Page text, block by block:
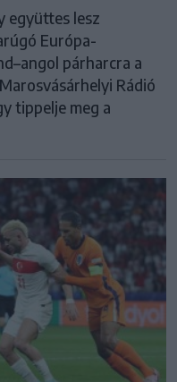
együttes lesz
Európa-
párharcra a
Rádió
tippelje meg a